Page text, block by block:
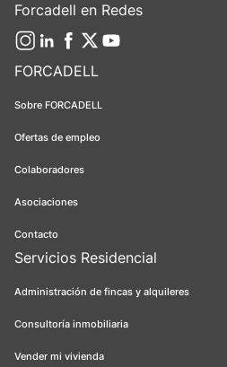
FORCADELL
Sobre FORCADELL
Ofertas de empleo
Colaboradores
Asociaciones
Contacto
Servicios Residencial
Administración de fincas y alquileres
Consultoría inmobiliaria
Vender mi vivienda
Forcadell en Redes